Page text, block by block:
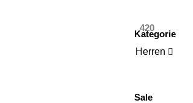
420
Kategorie
Herren 
Sale